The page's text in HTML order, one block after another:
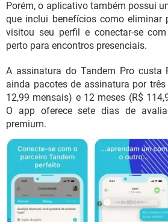
Porém, o aplicativo também possui
que inclui benefícios como eliminar
visitou seu perfil e conectar-se
perto para encontros presenciais.
A assinatura do Tandem Pro custa
ainda pacotes de assinatura por
12,99 mensais) e 12 meses (R$
O app oferece sete dias de
premium.